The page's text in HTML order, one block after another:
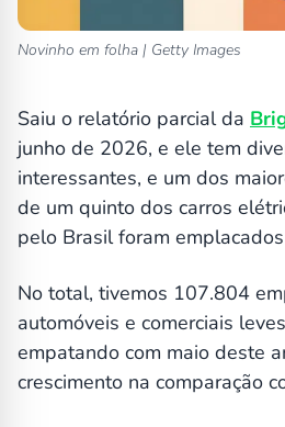
Novinho em folha | Getty Images
Saiu o relatório parcial da
junho de 2026, e ele tem
interessantes, e um dos
de um quinto dos carros
pelo Brasil foram
No total, tivemos 107.804
automóveis e comerciais
empatando com maio deste
crescimento na comparação